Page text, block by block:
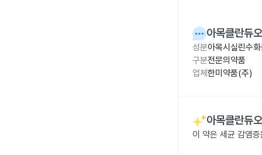
아목클란듀
성분아목시실린수
구분전문의약품
업체 한미약품(주)
아목클란듀
이 약은 세균 감염